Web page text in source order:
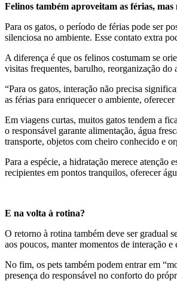
Felinos também aproveitam as férias,
Para os gatos, o período de férias pode ser
silenciosa no ambiente. Esse contato extra
A diferença é que os felinos costumam se
visitas frequentes, barulho, reorganização
“Para os gatos, interação não precisa
as férias para enriquecer o ambiente,
Em viagens curtas, muitos gatos tendem a
o responsável garante alimentação, água
transporte, objetos com cheiro conhecido e
Para a espécie, a hidratação merece
recipientes em pontos tranquilos, oferecer
E na volta à rotina?
O retorno à rotina também deve ser gradual
aos poucos, manter momentos de interação
No fim, os pets também podem entrar em
presença do responsável no conforto do